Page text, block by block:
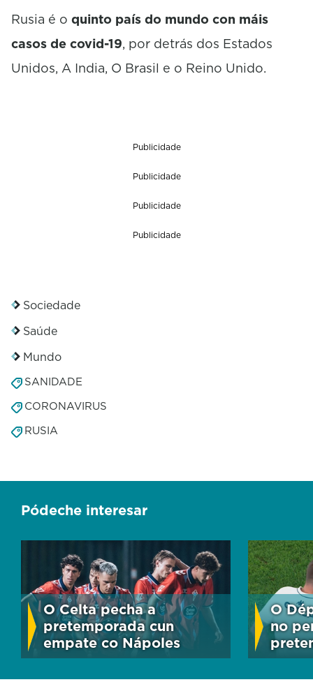
Rusia é o quinto país do mundo con máis
casos de covid-19, por detrás dos Estados
Unidos, A India, O Brasil e o Reino Unido.
Publicidade
Publicidade
Publicidade
Publicidade
Sociedade
Saúde
Mundo
SANIDADE
CORONAVIRUS
RUSIA
Pódeche interesar
O Celta pecha a
pretemporada cun
empate co Nápoles
O
no